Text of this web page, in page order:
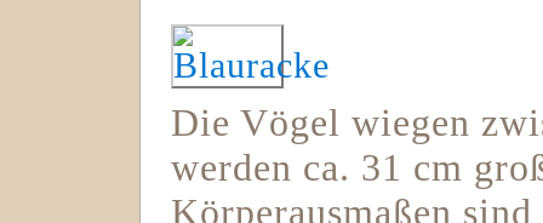
Die Vögel wiegen
werden ca. 31 cm
Körperausmaßen